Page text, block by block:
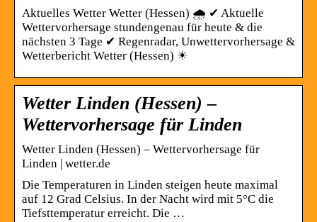
Aktuelles Wetter Wetter (Hessen) 🌧️ ✔ Aktuelle
Wettervorhersage stundengenau für heute & die
nächsten 3 Tage ✔ Regenradar, Unwettervorhersage &
Wetterbericht Wetter (Hessen) ☀
Wetter Linden (Hessen) –
Wettervorhersage für Linden
Wetter Linden (Hessen) – Wettervorhersage für
Linden | wetter.de
Die Temperaturen in Linden steigen heute maximal
auf 12 Grad Celsius. In der Nacht wird mit 5°C die
Tiefsttemperatur erreicht. Die …